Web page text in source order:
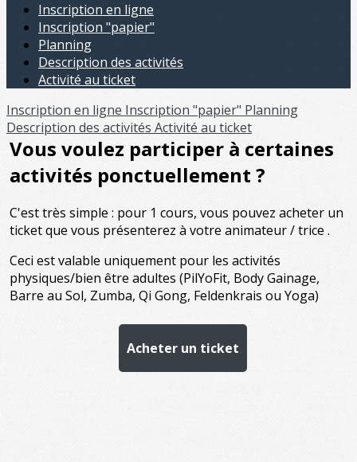
Inscription en ligne
Inscription "papier"
Planning
Description des activités
Activité au ticket
Inscription en ligne Inscription "papier" Planning
Description des activités Activité au ticket
Vous voulez participer à certaines
activités ponctuellement ?
C'est très simple : pour 1 cours, vous pouvez acheter un
ticket que vous présenterez à votre animateur / trice .
Ceci est valable uniquement pour les activités
physiques/bien être adultes (PilYoFit, Body Gainage,
Barre au Sol, Zumba, Qi Gong, Feldenkrais ou Yoga)
Acheter un ticket